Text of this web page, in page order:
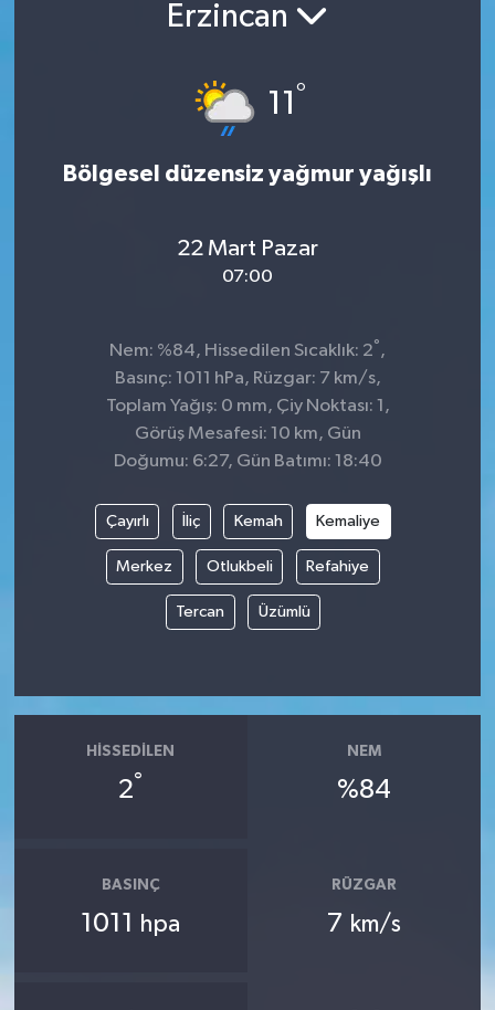
Erzincan
11 °
Bölgesel düzensiz yağmur yağışlı
22 Mart Pazar
07:00
Nem: %84, Hissedilen Sıcaklık: 2° ,
Basınç: 1011 hPa, Rüzgar: 7 km/s,
Toplam Yağış: 0 mm, Çiy Noktası: 1,
Görüş Mesafesi: 10 km, Gün
Doğumu: 6:27, Gün Batımı: 18:40
Çayırlı İliç Kemah Kemaliye
Merkez Otlukbeli Refahiye
Tercan Üzümlü
HISSEDILEN
2°
NEM
%84
BASINÇ
1011 hpa
RÜZGAR
7 km/s